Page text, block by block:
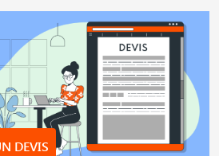
DEVIS